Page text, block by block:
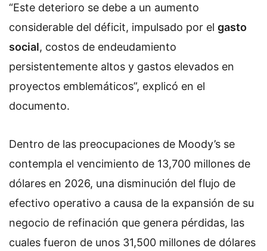
“Este deterioro se debe a un aumento
considerable del déficit, impulsado por el gasto
social, costos de endeudamiento
persistentemente altos y gastos elevados en
proyectos emblemáticos”, explicó en el
documento.
Dentro de las preocupaciones de Moody’s se
contempla el vencimiento de 13,700 millones de
dólares en 2026, una disminución del flujo de
efectivo operativo a causa de la expansión de su
negocio de refinación que genera pérdidas, las
cuales fueron de unos 31,500 millones de dólares